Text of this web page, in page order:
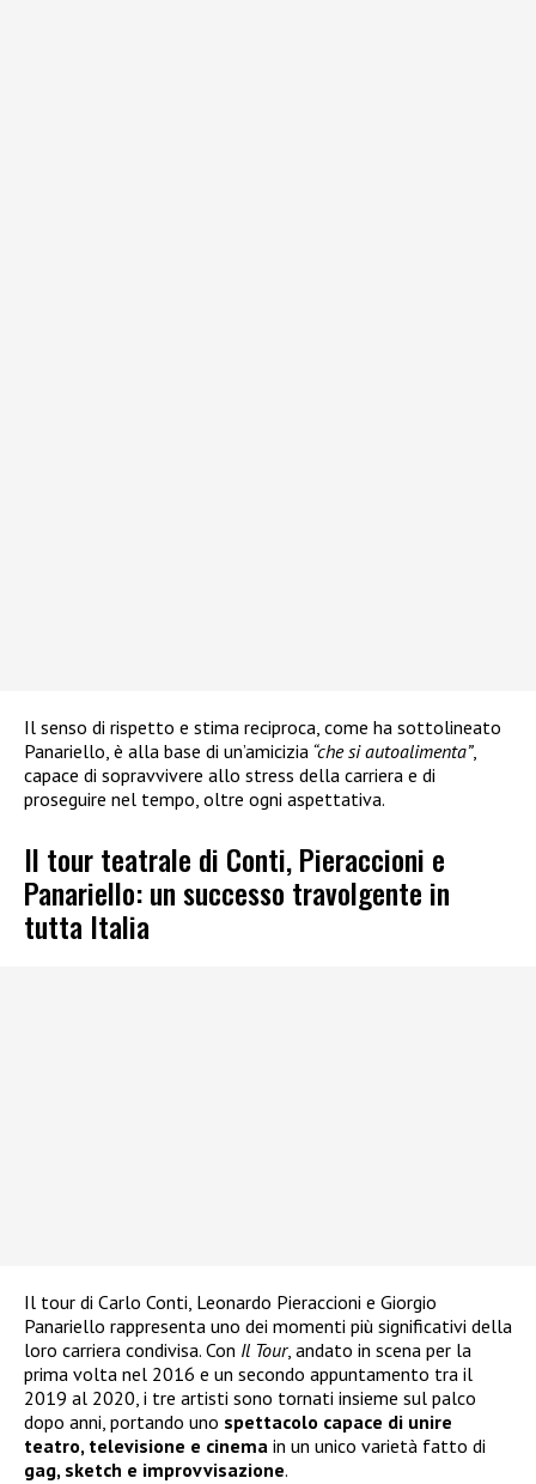
Il senso di rispetto e stima reciproca, come ha sottolineato
Panariello, è alla base di un’amicizia “che si autoalimenta”,
capace di sopravvivere allo stress della carriera e di
proseguire nel tempo, oltre ogni aspettativa.
Il tour teatrale di Conti, Pieraccioni e
Panariello: un successo travolgente in
tutta Italia
Il tour di Carlo Conti, Leonardo Pieraccioni e Giorgio
Panariello rappresenta uno dei momenti più significativi della
loro carriera condivisa. Con Il Tour, andato in scena per la
prima volta nel 2016 e un secondo appuntamento tra il
2019 al 2020, i tre artisti sono tornati insieme sul palco
dopo anni, portando uno spettacolo capace di unire
teatro, televisione e cinema in un unico varietà fatto di
gag, sketch e improvvisazione.